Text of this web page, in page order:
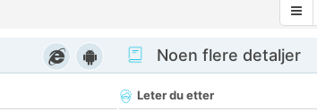
Noen flere detaljer
Leter du etter